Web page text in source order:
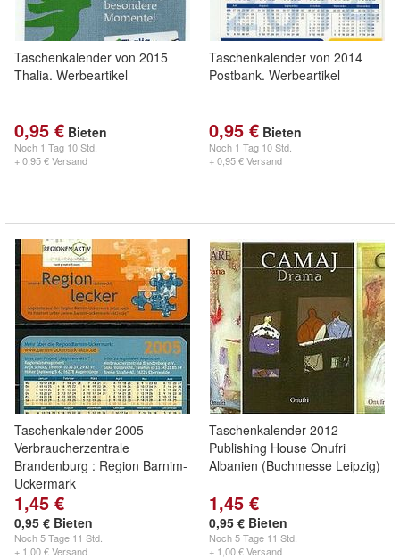
Taschenkalender von 2015
Thalia. Werbeartikel
0,95 € Bieten
Noch 1 Tag 10 Std.
+ 0,95 € Versand
Taschenkalender von 2014
Postbank. Werbeartikel
0,95 € Bieten
Noch 1 Tag 10 Std.
+ 0,95 € Versand
Taschenkalender 2005
Verbraucherzentrale
Brandenburg : Region Barnim-
Uckermark
1,45 €
0,95 € Bieten
Noch5 Tage 11 Std.
+ 1,00 € Versand
Taschenkalender 2012
Publishing House Onufri
Albanien (Buchmesse Leipzig)
1,45 €
0,95 € Bieten
Noch5 Tage 11 Std.
+ 1,00 € Versand